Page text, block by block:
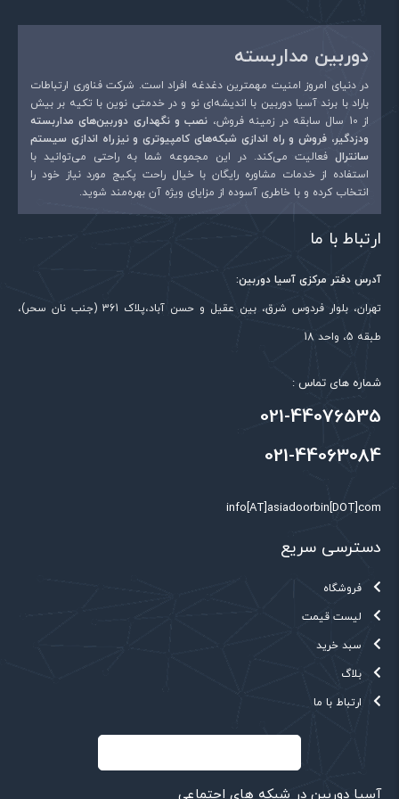
ایمیل
دوربین مداربسته
در دنیای امروز امنیت مهمترین دغدغه افراد است. شرکت فناوری ارتباطات
باراد با برند آسیا دوربین با اندیشه‌ای نو و در خدمتی نوین با تکیه بر بیش
از 10 سال سابقه در زمینه فروش،
نصب و نگهداری دوربین‌های مداربسته
ودزدگیر، فروش و راه اندازی شبکه‌های کامپیوتری و نیزراه اندازی سیستم
سانترال فعالیت می‌کند. در این مجموعه شما به راحتی می‌توانید با
استفاده از خدمات مشاوره رایگان با خیال راحت پکیج مورد نیاز خود را
انتخاب کرده و با خاطری آسوده از مزایای ویژه آن بهره‌مند شوید.
ارتباط با ما
آدرس دفتر مرکزی آسیا دوربین:
تهران، بلوار فردوس شرق، بین عقیل و حسن آباد،پلاک 361 (جنب نان سحر)،
طبقه 5، واحد 18
شماره های تماس :
021-44076535
021-44063084
info[AT]asiadoorbin[DOT]com
دسترسی سریع
فروشگاه
لیست قیمت
سبد خرید
بلاگ
ارتباط با ما
آسیا دوربین در شبکه های اجتماعی